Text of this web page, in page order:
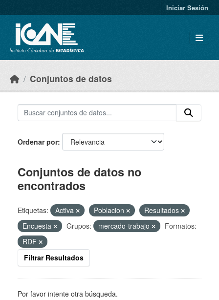
Iniciar Sesión
Conjuntos de datos
Ordenar por
Conjuntos de datos no
encontrados
Etiquetas: Activa Poblacion
Resultados
Encuesta
Grupos: mercado-trabajo
Formatos:
RDF
Filtrar Resultados
Por favor intente otra búsqueda.